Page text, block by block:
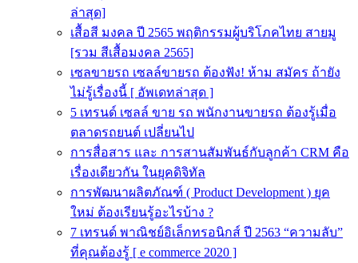
ล่าสุด]
เสื้อสี มงคล ปี 2565 พฤติกรรมผู้บริโภคไทย สายมู
[รวม สีเสื้อมงคล 2565]
เซลขายรถ เซลล์ขายรถ ต้องฟัง! ห้าม สมัคร ถ้ายัง
ไม่รู้เรื่องนี้ [ อัพเดทล่าสุด ]
5 เทรนด์ เซลล์ ขาย รถ พนักงานขายรถ ต้องรู้เมื่อ
ตลาดรถยนต์ เปลี่ยนไป
การสื่อสาร และ การสานสัมพันธ์กับลูกค้า CRM คือ
เรื่องเดียวกัน ในยุคดิจิทัล
การพัฒนาผลิตภัณฑ์ ( Product Development ) ยุค
ใหม่ ต้องเรียนรู้อะไรบ้าง ?
7 เทรนด์ พาณิชย์อิเล็กทรอนิกส์ ปี 2563 “ความลับ”
ที่คุณต้องรู้ [ e commerce 2020 ]